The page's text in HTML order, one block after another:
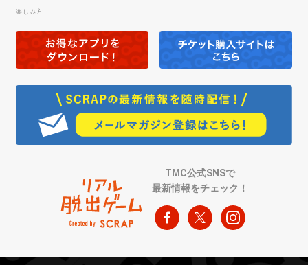
楽しみ方
TMC公式SNSで
最新情報をチェック！